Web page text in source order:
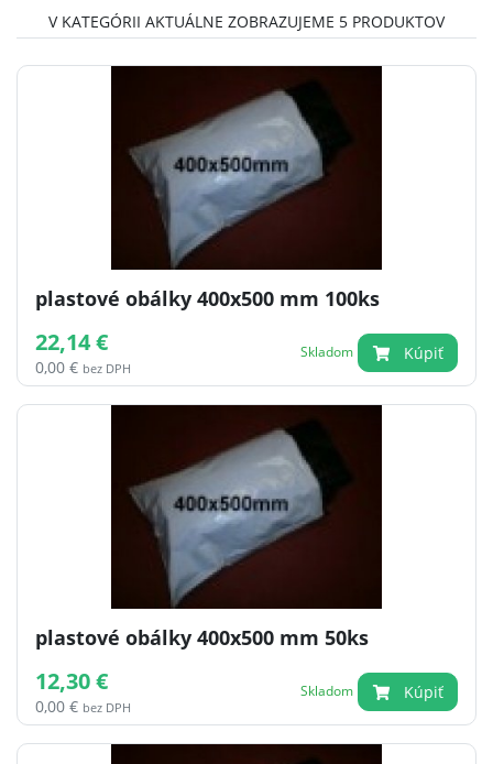
V KATEGÓRII AKTUÁLNE ZOBRAZUJEME 5 PRODUKTOV
plastové obálky 400x500 mm 100ks
22,14 €
0,00 € bez DPH
Skladom Kúpiť
plastové obálky 400x500 mm 50ks
12,30 €
0,00 € bez DPH
Skladom Kúpiť